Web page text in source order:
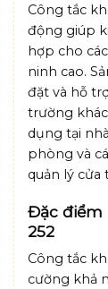
Công tắc
động giúp
hợp cho
ninh cao.
đặt và hỗ
trường
dụng tại
phòng và
quản lý cửa
Đặc điểm
252
Công tắc
cường khả